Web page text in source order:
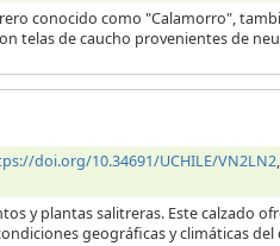
conocido como "Calamorro",
telas de caucho provenientes de
doi.org/10.34691/UCHILE/VN2LN2
y plantas salitreras. Este calzado
geográficas y climáticas del